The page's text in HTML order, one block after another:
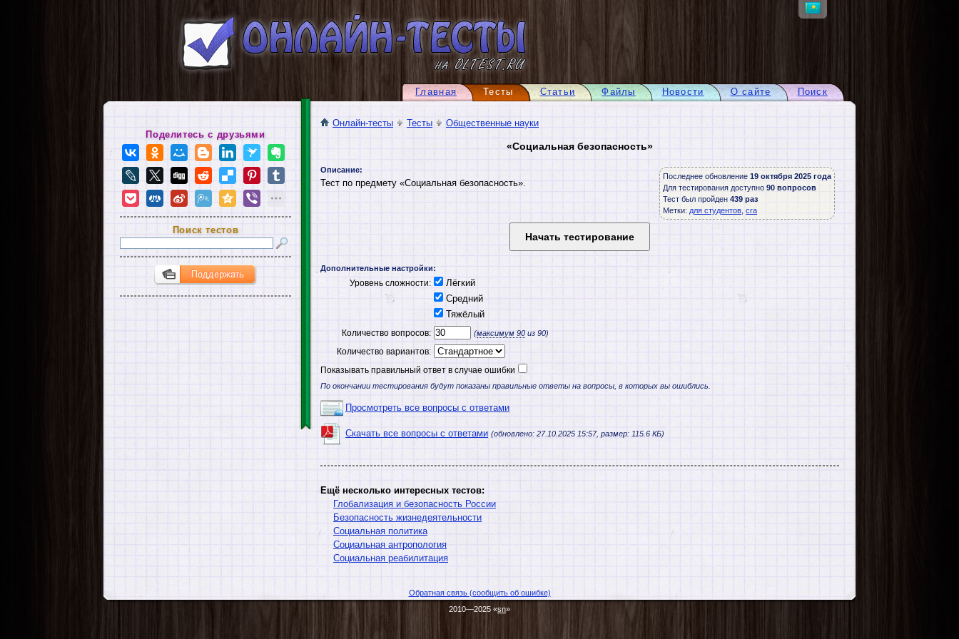
Поиск
О сайте
Новости
Файлы
Статьи
Тесты
Главная
Онлайн-тесты Тесты Общественные науки
«Социальная безопасность»
Последнее обновление 19 октября 2025 года
Для тестирования доступно 90 вопросов
Тест был пройден 439 раз
Метки: для студентов сга
Описание:
Тест по предмету «Социальная безопасность».
Дополнительные настройки:
Уровень сложности:
Лёгкий
Средний
Тяжёлый
Количество вопросов: (максимум 90 из 90)
Количество вариантов:
Показывать правильный ответ в случае ошибки
По окончании тестирования будут показаны правильные ответы на вопросы, в которых вы ошиблись.
Просмотреть все вопросы с ответами
Скачать все вопросы с ответами (обновлено: 27.10.2025 15:57, размер: 115.6 КБ)
Ещё несколько интересных тестов:
Глобализация и безопасность России
Безопасность жизнедеятельности
Социальная политика
Социальная антропология
Социальная реабилитация
Поделитесь с друзьями
Поиск тестов
Обратная связь (сообщить об ошибке)
2010—2025 «sn»